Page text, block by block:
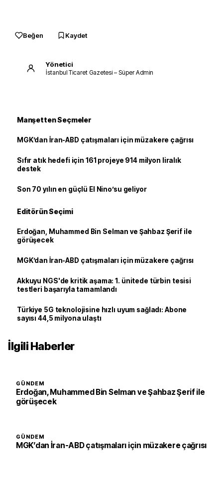
Beğen Kaydet
Yönetici
İstanbul Ticaret Gazetesi – Süper Admin
Manşetten Seçmeler
MGK’dan İran-ABD çatışmaları için müzakere çağrısı
Sıfır atık hedefi için 161 projeye 914 milyon liralık
destek
Son 70 yılın en güçlü El Nino’su geliyor
Editörün Seçimi
Erdoğan, Muhammed Bin Selman ve Şahbaz Şerif ile
görüşecek
MGK’dan İran-ABD çatışmaları için müzakere çağrısı
Akkuyu NGS'de kritik aşama: 1. ünitede türbin tesisi
testleri başarıyla tamamlandı
Türkiye 5G teknolojisine hızlı uyum sağladı: Abone
sayısı 44,5 milyona ulaştı
İlgili Haberler
GÜNDEM
Erdoğan, Muhammed Bin Selman ve Şahbaz Şerif ile
görüşecek
GÜNDEM
MGK’dan İran-ABD çatışmaları için müzakere çağrısı